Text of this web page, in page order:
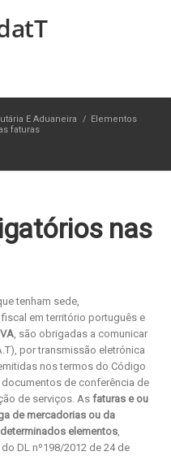
E Aduaneira / Elementos
faturas
nas
tenham sede,
em território português e
, são obrigadas a comunicar
por transmissão eletrónica
nos termos do Código
de conferência de
de serviços. As faturas e ou
de mercadorias ou da
elementos,
DL nº198/2012 de 24 de